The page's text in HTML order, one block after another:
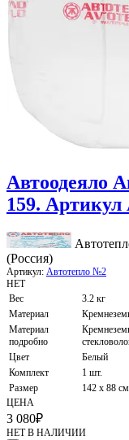
Автоодеяло
159.
(Россия)
Артикул: Автотепло №2
НЕТ
Вес
3.2 кг
Материал
Материал
подробно
Цвет
Белый
Комплект
1 шт.
Размер
142 х 88 см
ЦЕНА
3 080₽
НЕТ В НАЛИЧИИ